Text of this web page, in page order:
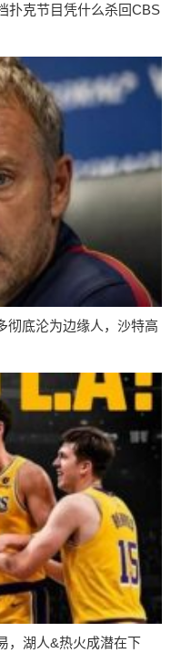
扑克节目凭什么杀回CBS
彻底沦为边缘人，沙特高
，湖人&热火成潜在下